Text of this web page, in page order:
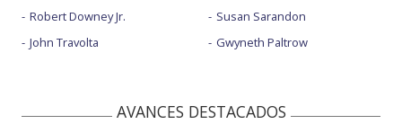
Robert Downey Jr.
John Travolta
Susan Sarandon
Gwyneth Paltrow
AVANCES DESTACADOS